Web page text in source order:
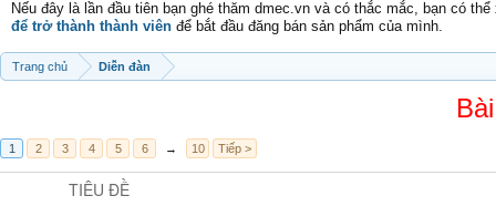
Nếu đây là lần đầu tiên bạn ghé thăm dmec.vn và có thắc mắc, bạn có
để trở thành thành viên để bắt đầu đăng bán sản phẩm của mình.
Trang chủ Diễn đàn
1 2 3 4 5 6 → 10 Tiếp >
TIÊU ĐỀ